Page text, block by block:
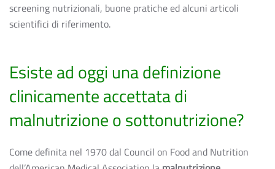
screening nutrizionali, buone pratiche ed alcuni articoli
scientifici di riferimento.
Esiste ad oggi una definizione
clinicamente accettata di
malnutrizione o sottonutrizione?
Come definita nel 1970 dal Council on Food and Nutrition